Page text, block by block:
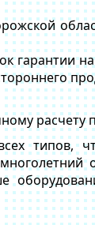
гарантии
расчету
типов,